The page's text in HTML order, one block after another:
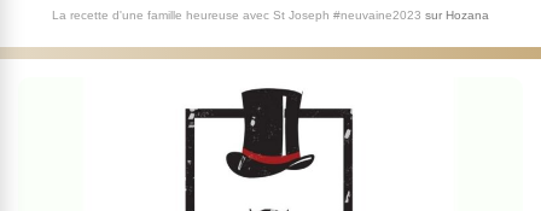
La recette d'une famille heureuse avec St Joseph #neuvaine2023 sur Hozana